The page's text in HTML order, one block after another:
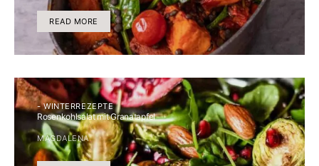
READ MORE
- WINTERREZEPTE
Rosenkohlsalat mit Granatapfel
MAGDALENA